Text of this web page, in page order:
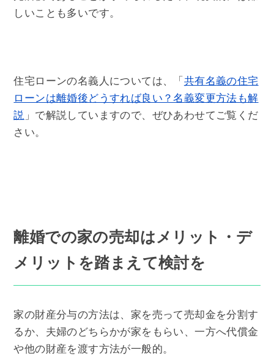
しいことも多いです。
住宅ローンの名義人については、「 共有名義の住宅
ローンは離婚後どうすれば良い？名義変更方法も解
説 」で解説していますので、ぜひあわせてご覧くだ
さい。
離婚での家の売却はメリット・デ
メリットを踏まえて検討を
家の財産分与の方法は、家を売って売却金を分割す
るか、夫婦のどちらかが家をもらい、一方へ代償金
や他の財産を渡す方法が一般的。